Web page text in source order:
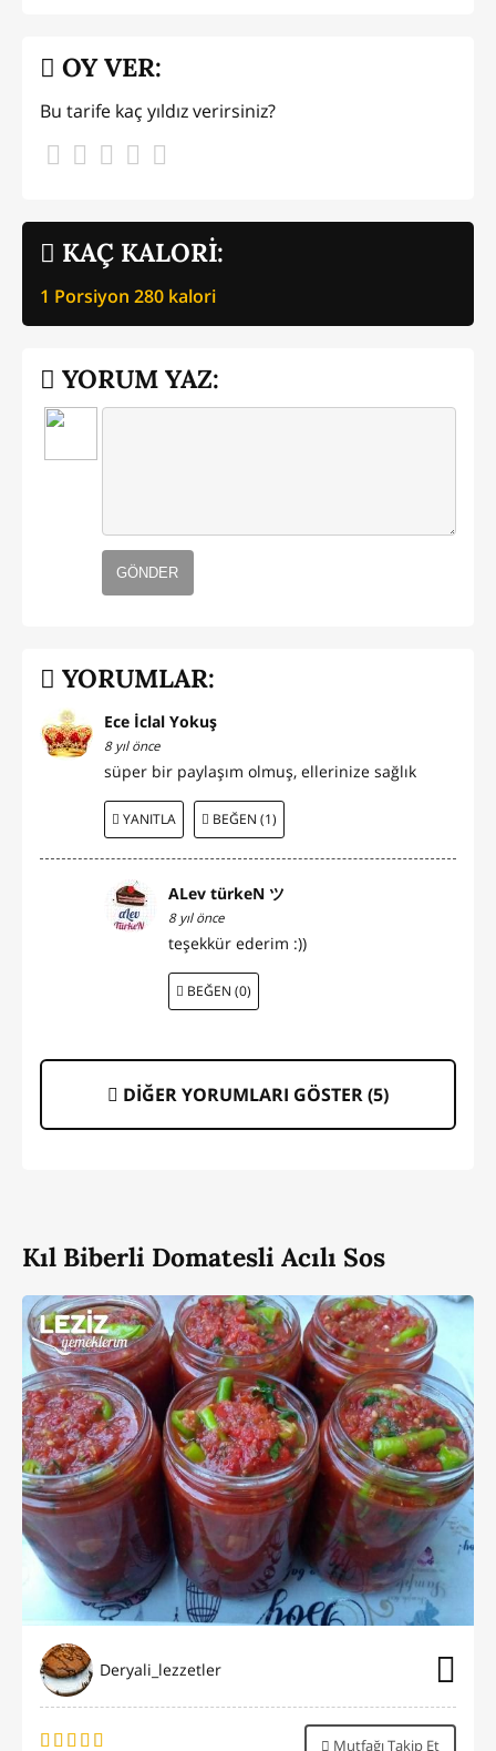
KAÇ KALORİ:
1 Porsiyon 280 kalori
OY VER:
Bu tarife kaç yıldız verirsiniz?
YORUM YAZ:
GÖNDER
YORUMLAR:
Ece İclal Yokuş
8 yıl önce
süper bir paylaşım olmuş, ellerinize sağlık
YANITLA BEĞEN (1)
ALev türkeN ツ
8 yıl önce
teşekkür ederim :))
BEĞEN (0)
DİĞER YORUMLARI GÖSTER (5)
Kıl Biberli Domatesli Acılı Sos
Deryali_lezzetler
Mutfağı Takip Et